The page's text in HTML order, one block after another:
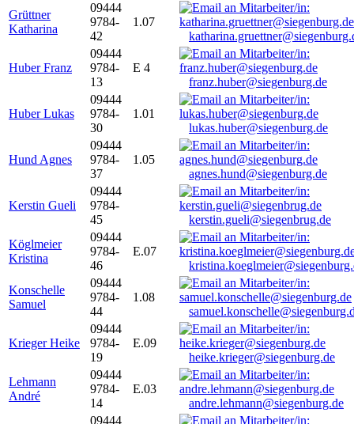
Grüttner
Katharina
09444
9784-
42
1.07
Huber Franz
09444
9784-
13
E 4
franz.huber@siegenburg.de
Huber Lukas
09444
9784-
30
1.01
lukas.huber@siegenburg.de
Hund Agnes
09444
9784-
37
1.05
agnes.hund@siegenburg.de
Kerstin Gueli
09444
9784-
45
kerstin.gueli@siegenbrug.de
Köglmeier
Kristina
09444
9784-
46
E.07
Konschelle
Samuel
09444
9784-
44
1.08
Krieger Heike
09444
9784-
19
E.09
heike.krieger@siegenburg.de
Lehmann
André
09444
9784-
14
E.03
andre.lehmann@siegenburg.de
09444